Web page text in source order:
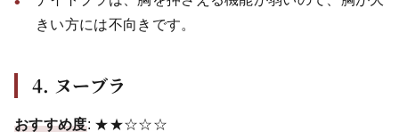
きい方には不向きです。
4. ヌーブラ
おすすめ度: ★★☆☆☆